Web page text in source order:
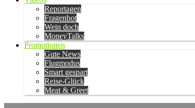
Reportagen
Fragenbot
Wein doch
MoneyTalks
Promotionen
Gute News
Flugmodus
Smart gespart
Reise-Glück
Meat & Greet